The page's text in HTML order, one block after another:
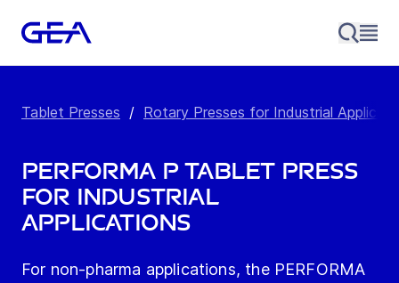
Tablet Presses / Rotary Presses for Industrial
PERFORMA P Tablet Press
for Industrial
Applications
For non-pharma applications, the PERFORMA